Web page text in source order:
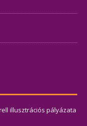
illusztrációs pályázata